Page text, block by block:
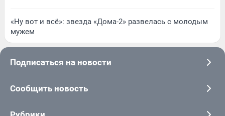
«Ну вот и всё»: звезда «Дома-2» развелась с молодым
мужем
Подписаться на новости
Сообщить новость